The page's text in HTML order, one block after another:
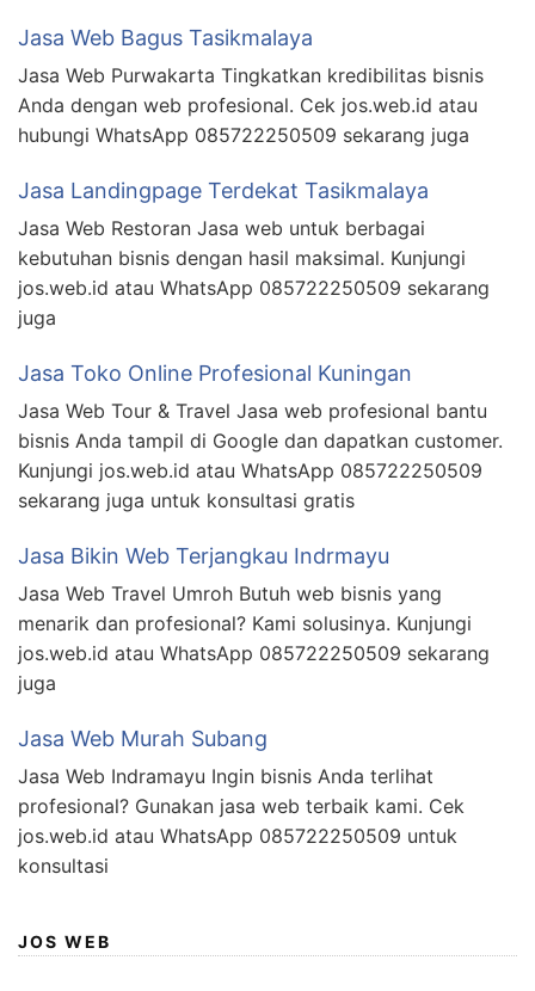
Jasa Web Bagus Tasikmalaya
Jasa Web Purwakarta Tingkatkan kredibilitas bisnis
Anda dengan web profesional. Cek jos.web.id atau
hubungi WhatsApp 085722250509 sekarang juga
Jasa Landingpage Terdekat Tasikmalaya
Jasa Web Restoran Jasa web untuk berbagai
kebutuhan bisnis dengan hasil maksimal. Kunjungi
jos.web.id atau WhatsApp 085722250509 sekarang
juga
Jasa Toko Online Profesional Kuningan
Jasa Web Tour & Travel Jasa web profesional bantu
bisnis Anda tampil di Google dan dapatkan customer.
Kunjungi jos.web.id atau WhatsApp 085722250509
sekarang juga untuk konsultasi gratis
Jasa Bikin Web Terjangkau Indrmayu
Jasa Web Travel Umroh Butuh web bisnis yang
menarik dan profesional? Kami solusinya. Kunjungi
jos.web.id atau WhatsApp 085722250509 sekarang
juga
Jasa Web Murah Subang
Jasa Web Indramayu Ingin bisnis Anda terlihat
profesional? Gunakan jasa web terbaik kami. Cek
jos.web.id atau WhatsApp 085722250509 untuk
konsultasi
JOS WEB